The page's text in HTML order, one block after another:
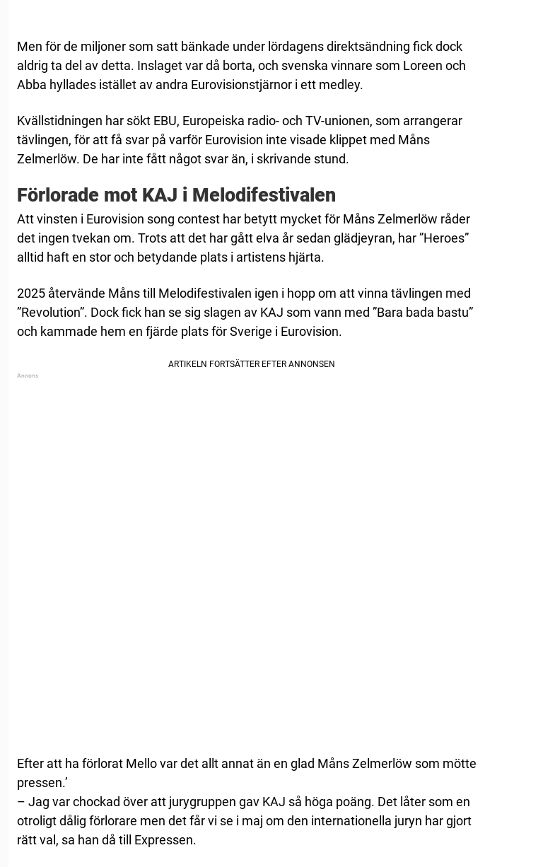
Men för de miljoner som satt bänkade under lördagens direktsändning fick dock
aldrig ta del av detta. Inslaget var då borta, och svenska vinnare som Loreen och
Abba hyllades istället av andra Eurovisionstjärnor i ett medley.
Kvällstidningen har sökt EBU, Europeiska radio- och TV-unionen, som arrangerar
tävlingen, för att få svar på varför Eurovision inte visade klippet med Måns
Zelmerlöw. De har inte fått något svar än, i skrivande stund.
Förlorade mot KAJ i Melodifestivalen
Att vinsten i Eurovision song contest har betytt mycket för Måns Zelmerlöw råder
det ingen tvekan om. Trots att det har gått elva år sedan glädjeyran, har ”Heroes”
alltid haft en stor och betydande plats i artistens hjärta.
2025 återvände Måns till Melodifestivalen igen i hopp om att vinna tävlingen med
”Revolution”. Dock fick han se sig slagen av KAJ som vann med ”Bara bada bastu”
och kammade hem en fjärde plats för Sverige i Eurovision.
Efter att ha förlorat Mello var det allt annat än en glad Måns Zelmerlöw som mötte
pressen.’
– Jag var chockad över att jurygruppen gav KAJ så höga poäng. Det låter som en
otroligt dålig förlorare men det får vi se i maj om den internationella juryn har gjort
rätt val, sa han då till Expressen.